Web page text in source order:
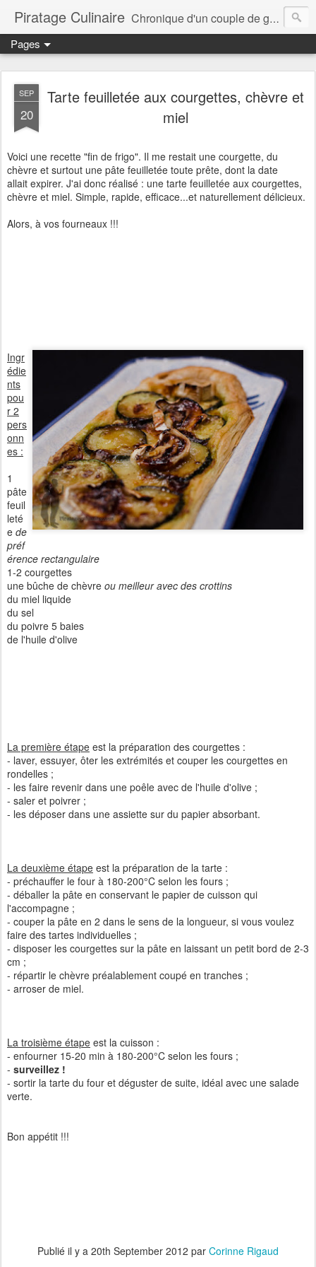
Piratage Culinaire Chronique d'un couple de gourmands
Pages
SEP
20
Tarte feuilletée aux courgettes, chèvre et
miel
Voici une recette "fin de frigo". Il me restait une courgette, du
chèvre et surtout une pâte feuilletée toute prête, dont la date
allait expirer. J'ai donc réalisé : une tarte feuilletée aux courgettes,
chèvre et miel. Simple, rapide, efficace...et naturellement délicieux.
Alors, à vos fourneaux !!!
Ingr
édie
nts
pou
r 2
pers
onn
es :
1
pâte
feuil
leté
e de
préf
érence rectangulaire
1-2 courgettes
une bûche de chèvre ou meilleur avec des crottins
du miel liquide
du sel
du poivre 5 baies
de l'huile d'olive
La première étape est la préparation des courgettes :
- laver, essuyer, ôter les extrémités et couper les courgettes en
rondelles ;
- les faire revenir dans une poêle avec de l'huile d'olive ;
- saler et poivrer ;
- les déposer dans une assiette sur du papier absorbant.
La deuxième étape est la préparation de la tarte :
- préchauffer le four à 180-200°C selon les fours ;
- déballer la pâte en conservant le papier de cuisson qui
l'accompagne ;
- couper la pâte en 2 dans le sens de la longueur, si vous voulez
faire des tartes individuelles ;
- disposer les courgettes sur la pâte en laissant un petit bord de 2-3
cm ;
- répartir le chèvre préalablement coupé en tranches ;
- arroser de miel.
La troisième étape est la cuisson :
- enfourner 15-20 min à 180-200°C selon les fours ;
- surveillez !
- sortir la tarte du four et déguster de suite, idéal avec une salade
verte.
Bon appétit !!!
Publié il y a 20th September 2012 par Corinne Rigaud